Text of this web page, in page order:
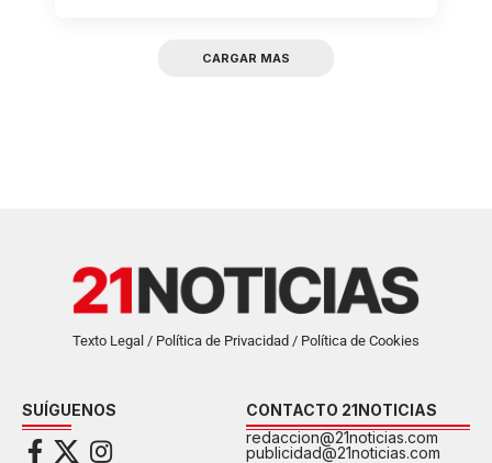
CARGAR MAS
Texto Legal / Política de Privacidad / Política de Cookies
SUÍGUENOS
CONTACTO 21NOTICIAS
redaccion@21noticias.com
publicidad@21noticias.com